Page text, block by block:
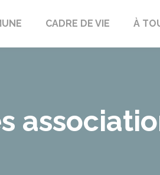
CADRE DE VIE À